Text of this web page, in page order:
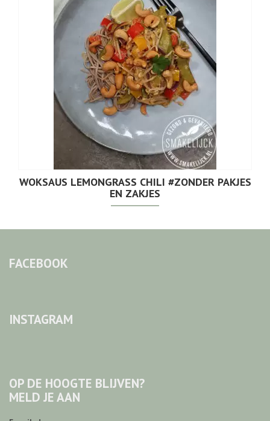
WOKSAUS LEMONGRASS CHILI #ZONDER PAKJES
EN ZAKJES
FACEBOOK
INSTAGRAM
OP DE HOOGTE BLIJVEN?
MELD JE AAN